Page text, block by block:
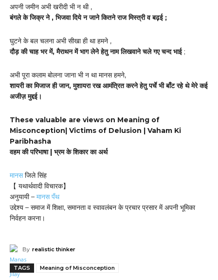
अपनी जमीन अभी खरीदी भी न थी ,
बंगले के जिक्र ने , भिजवा दिये न जाने कितने राज मिस्त्री व बढ़ई ;
घुटने के बल चलना अभी सीखा ही था हमने ,
दौड़ की चाह भर में, मैराथन में भाग लेने हेतु नाम लिखवाने चले गए चन्द भाई;
अभी पूरा कलाम बोलना जाना भी न था मानस हमने,
शायरी का मिजाज ही जान, मुशायरा रख आमंत्रित करने हेतु पर्चे भी बाँट रहे थे मेरे कई
अजीज़ मुद्दई।
These valuable are views on Meaning of
Misconception| Victims of Delusion | Vaham Ki
Paribhasha
वहम की परिभाषा | भ्रम के शिकार का अर्थ
मानसजिले सिंह
【 यथार्थवादी विचारक】
अनुयायी – मानस पँथ
उद्देश्य – समाज में शिक्षा, समानता व स्वावलंबन के प्रचार प्रसार में अपनी भूमिका
निर्वहन करना।
By realistic thinker
TAGS Meaning of Misconception